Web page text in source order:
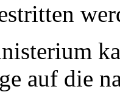
auf die